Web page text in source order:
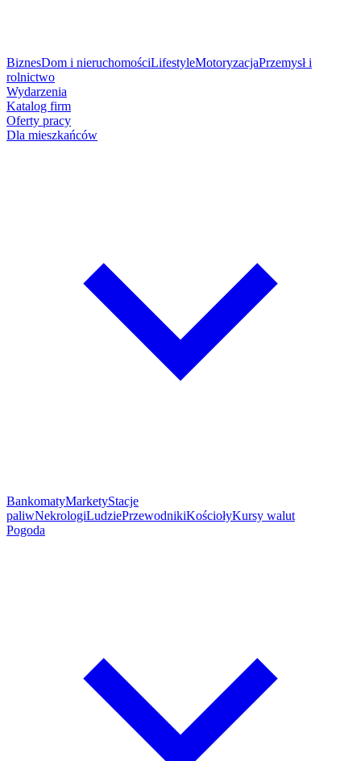
BiznesDom i nieruchomościLifestyleMotoryzacjaPrzemysł i
rolnictwo
Wydarzenia
Katalog firm
Oferty pracy
Dla mieszkańców
BankomatyMarketyStacje
paliwNekrologiLudziePrzewodnikiKościołyKursy walut
Pogoda